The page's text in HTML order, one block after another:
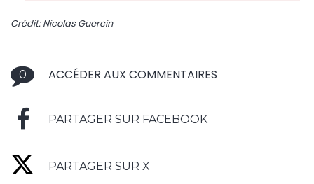
Crédit: Nicolas Guercin
0 ACCÉDER AUX COMMENTAIRES
PARTAGER SUR FACEBOOK
PARTAGER SUR X